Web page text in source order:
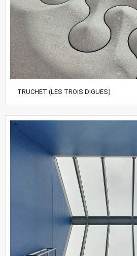
TRUCHET (LES TROIS DIGUES)